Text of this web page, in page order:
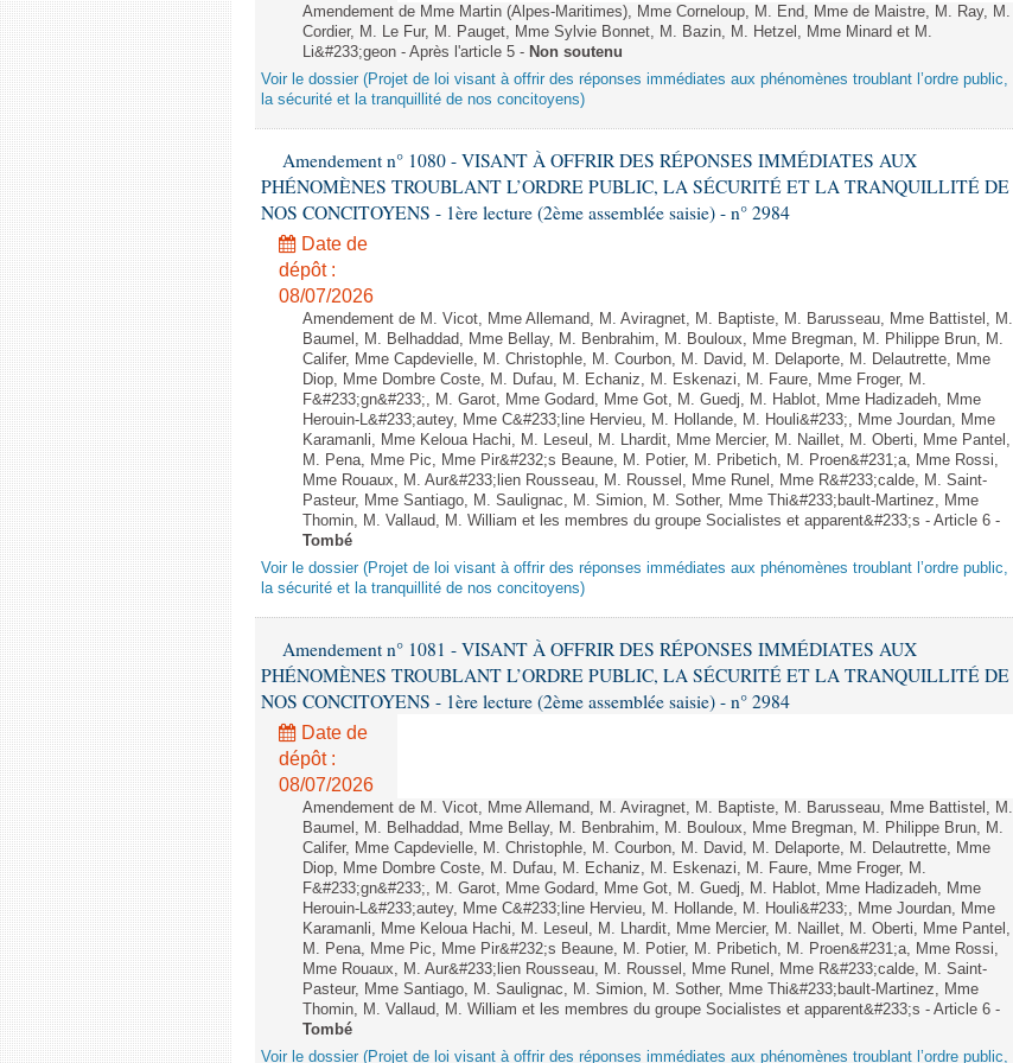
Amendement de Mme Martin (Alpes-Maritimes), Mme Corneloup, M. End, Mme de Maistre, M. Ray, M.
Cordier, M. Le Fur, M. Pauget, Mme Sylvie Bonnet, M. Bazin, M. Hetzel, Mme Minard et M.
Li&#233;geon - Après l'article 5 - Non soutenu
Voir le dossier (Projet de loi visant à offrir des réponses immédiates aux phénomènes troublant l’ordre public,
la sécurité et la tranquillité de nos concitoyens)
Amendement n° 1080 - VISANT À OFFRIR DES RÉPONSES IMMÉDIATES AUX
PHÉNOMÈNES TROUBLANT L’ORDRE PUBLIC, LA SÉCURITÉ ET LA TRANQUILLITÉ DE
NOS CONCITOYENS - 1ère lecture (2ème assemblée saisie) - n° 2984
Date de
dépôt :
08/07/2026
Amendement de M. Vicot, Mme Allemand, M. Aviragnet, M. Baptiste, M. Barusseau, Mme Battistel, M.
Baumel, M. Belhaddad, Mme Bellay, M. Benbrahim, M. Bouloux, Mme Bregman, M. Philippe Brun, M.
Califer, Mme Capdevielle, M. Christophle, M. Courbon, M. David, M. Delaporte, M. Delautrette, Mme
Diop, Mme Dombre Coste, M. Dufau, M. Echaniz, M. Eskenazi, M. Faure, Mme Froger, M.
F&#233;gn&#233;, M. Garot, Mme Godard, Mme Got, M. Guedj, M. Hablot, Mme Hadizadeh, Mme
Herouin-L&#233;autey, Mme C&#233;line Hervieu, M. Hollande, M. Houli&#233;, Mme Jourdan, Mme
Karamanli, Mme Keloua Hachi, M. Leseul, M. Lhardit, Mme Mercier, M. Naillet, M. Oberti, Mme Pantel,
M. Pena, Mme Pic, Mme Pir&#232;s Beaune, M. Potier, M. Pribetich, M. Proen&#231;a, Mme Rossi,
Mme Rouaux, M. Aur&#233;lien Rousseau, M. Roussel, Mme Runel, Mme R&#233;calde, M. Saint-
Pasteur, Mme Santiago, M. Saulignac, M. Simion, M. Sother, Mme Thi&#233;bault-Martinez, Mme
Thomin, M. Vallaud, M. William et les membres du groupe Socialistes et apparent&#233;s - Article 6 -
Tombé
Voir le dossier (Projet de loi visant à offrir des réponses immédiates aux phénomènes troublant l’ordre public,
la sécurité et la tranquillité de nos concitoyens)
Amendement n° 1081 - VISANT À OFFRIR DES RÉPONSES IMMÉDIATES AUX
PHÉNOMÈNES TROUBLANT L’ORDRE PUBLIC, LA SÉCURITÉ ET LA TRANQUILLITÉ DE
NOS CONCITOYENS - 1ère lecture (2ème assemblée saisie) - n° 2984
Date de
dépôt :
08/07/2026
Amendement de M. Vicot, Mme Allemand, M. Aviragnet, M. Baptiste, M. Barusseau, Mme Battistel, M.
Baumel, M. Belhaddad, Mme Bellay, M. Benbrahim, M. Bouloux, Mme Bregman, M. Philippe Brun, M.
Califer, Mme Capdevielle, M. Christophle, M. Courbon, M. David, M. Delaporte, M. Delautrette, Mme
Diop, Mme Dombre Coste, M. Dufau, M. Echaniz, M. Eskenazi, M. Faure, Mme Froger, M.
F&#233;gn&#233;, M. Garot, Mme Godard, Mme Got, M. Guedj, M. Hablot, Mme Hadizadeh, Mme
Herouin-L&#233;autey, Mme C&#233;line Hervieu, M. Hollande, M. Houli&#233;, Mme Jourdan, Mme
Karamanli, Mme Keloua Hachi, M. Leseul, M. Lhardit, Mme Mercier, M. Naillet, M. Oberti, Mme Pantel,
M. Pena, Mme Pic, Mme Pir&#232;s Beaune, M. Potier, M. Pribetich, M. Proen&#231;a, Mme Rossi,
Mme Rouaux, M. Aur&#233;lien Rousseau, M. Roussel, Mme Runel, Mme R&#233;calde, M. Saint-
Pasteur, Mme Santiago, M. Saulignac, M. Simion, M. Sother, Mme Thi&#233;bault-Martinez, Mme
Thomin, M. Vallaud, M. William et les membres du groupe Socialistes et apparent&#233;s - Article 6 -
Tombé
Voir le dossier (Projet de loi visant à offrir des réponses immédiates aux phénomènes troublant l’ordre public,